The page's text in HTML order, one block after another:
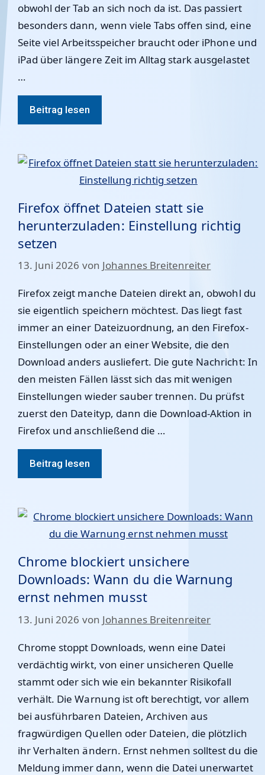
obwohl der Tab an sich noch da ist. Das passiert
besonders dann, wenn viele Tabs offen sind, eine
Seite viel Arbeitsspeicher braucht oder iPhone und
iPad über längere Zeit im Alltag stark ausgelastet
…
Beitrag lesen
Firefox öffnet Dateien statt sie
herunterzuladen: Einstellung richtig
setzen
13. Juni 2026 von Johannes Breitenreiter
Firefox zeigt manche Dateien direkt an, obwohl du
sie eigentlich speichern möchtest. Das liegt fast
immer an einer Dateizuordnung, an den Firefox-
Einstellungen oder an einer Website, die den
Download anders ausliefert. Die gute Nachricht: In
den meisten Fällen lässt sich das mit wenigen
Einstellungen wieder sauber trennen. Du prüfst
zuerst den Dateityp, dann die Download-Aktion in
Firefox und anschließend die …
Beitrag lesen
Chrome blockiert unsichere
Downloads: Wann du die Warnung
ernst nehmen musst
13. Juni 2026 von Johannes Breitenreiter
Chrome stoppt Downloads, wenn eine Datei
verdächtig wirkt, von einer unsicheren Quelle
stammt oder sich wie ein bekannter Risikofall
verhält. Die Warnung ist oft berechtigt, vor allem
bei ausführbaren Dateien, Archiven aus
fragwürdigen Quellen oder Dateien, die plötzlich
ihr Verhalten ändern. Ernst nehmen solltest du die
Meldung immer dann, wenn die Datei unerwartet